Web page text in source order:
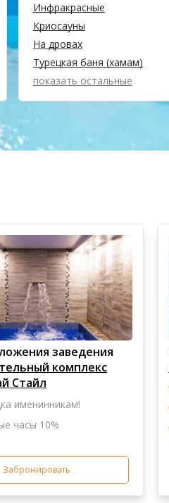
Инфракрасные
Криосауны
На дровах
Турецкая баня (хамам)
показать остальные
заведения
комплекс
Стайл
именинникам!
часы 10%
Забронировать